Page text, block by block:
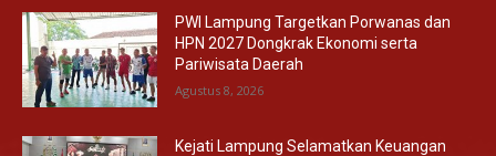
PWI Lampung Targetkan Porwanas dan
HPN 2027 Dongkrak Ekonomi serta
Pariwisata Daerah
Agustus 8, 2026
Kejati Lampung Selamatkan Keuangan